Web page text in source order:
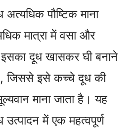
पौष्टिक माना
मात्रा में वसा और
इसका दूध खासकर घी बनाने
जिससे इसे कच्चे दूध की
माना जाता है। यह
उत्पादन में एक महत्वपूर्ण